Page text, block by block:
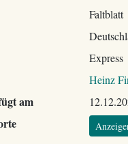
Faltblatt
Express
Heinz
am